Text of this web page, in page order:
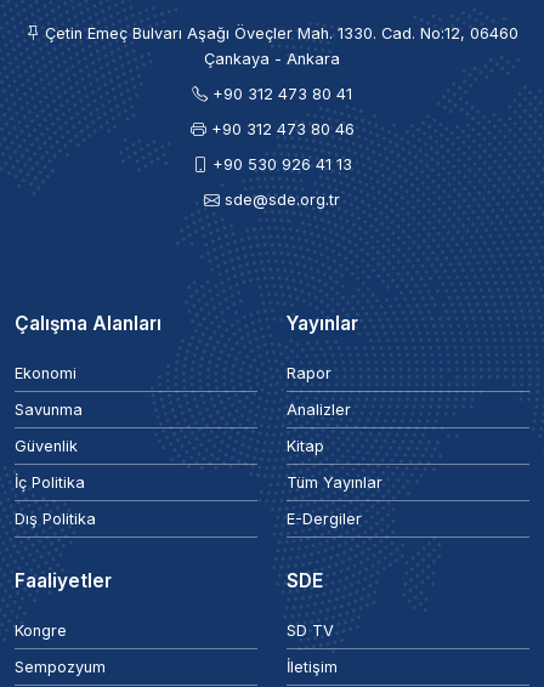
Çetin Emeç Bulvarı Aşağı Öveçler Mah. 1330. Cad. No:12, 06460
Çankaya - Ankara
+90 312 473 80 41
+90 312 473 80 46
+90 530 926 41 13
sde@sde.org.tr
Çalışma Alanları
Ekonomi
Savunma
Güvenlik
İç Politika
Dış Politika
Yayınlar
Rapor
Analizler
Kitap
Tüm Yayınlar
E-Dergiler
Faaliyetler
Kongre
Sempozyum
SDE
SD TV
İletişim